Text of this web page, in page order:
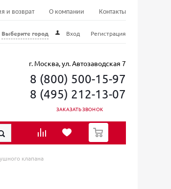
и возврат О компании Контакты
Выберите город Вход Регистрация
г. Москва, ул. Автозаводская 7
8 (800) 500-15-97
8 (495) 212-13-07
ЗАКАЗАТЬ ЗВОНОК
0
клапана